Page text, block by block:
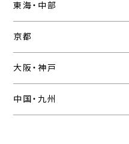
東海・中部
京都
大阪・神戸
中国・九州